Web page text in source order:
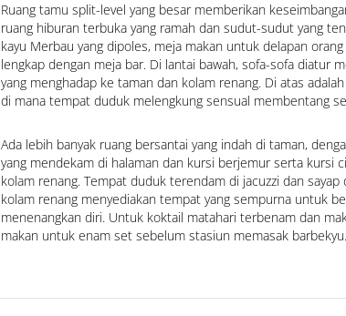
Ruang tamu split-level yang besar memberikan
ruang hiburan terbuka yang ramah dan sudut-sudut yang
kayu Merbau yang dipoles, meja makan untuk delapan
lengkap dengan meja bar. Di lantai bawah, sofa-sofa diatur
yang menghadap ke taman dan kolam renang. Di atas
di mana tempat duduk melengkung sensual membentang
Ada lebih banyak ruang bersantai yang indah di taman,
yang mendekam di halaman dan kursi berjemur serta kursi
kolam renang. Tempat duduk terendam di jacuzzi dan sayap
kolam renang menyediakan tempat yang sempurna untuk
menenangkan diri. Untuk koktail matahari terbenam dan
makan untuk enam set sebelum stasiun memasak barbekyu.